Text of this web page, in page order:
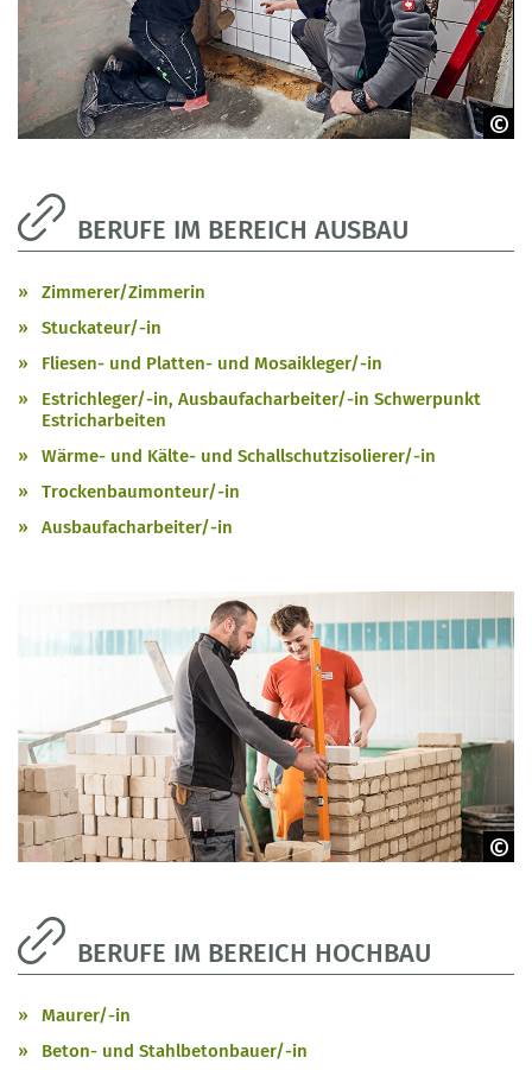
BERUFE IM BEREICH AUSBAU
Zimmerer/Zimmerin
Stuckateur/-in
Fliesen- und Platten- und Mosaikleger/-in
Estrichleger/-in, Ausbaufacharbeiter/-in Schwerpunkt
Estricharbeiten
Wärme- und Kälte- und Schallschutzisolierer/-in
Trockenbaumonteur/-in
Ausbaufacharbeiter/-in
BERUFE IM BEREICH HOCHBAU
Maurer/-in
Beton- und Stahlbetonbauer/-in